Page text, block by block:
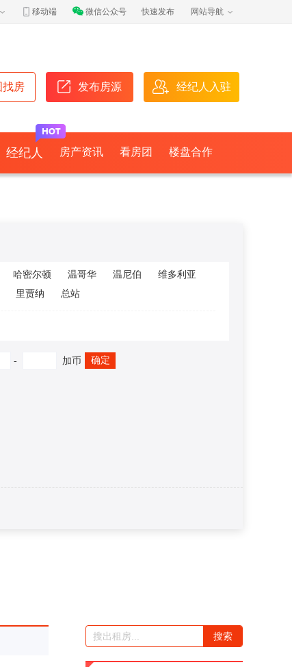
移动端 微信公众号 快速发布 网站导航
找房 发布房源 经纪人入驻
经纪人 房产资讯 看房团 楼盘合作
哈密尔顿 温哥华 温尼伯
维多利亚
里贾纳 总站
- 加币 确定